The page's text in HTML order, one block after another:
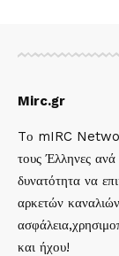
Mirc.gr
Tο mIRC
τους Έλληνες
δυνατότητα να
αρκετών
και ήχου!